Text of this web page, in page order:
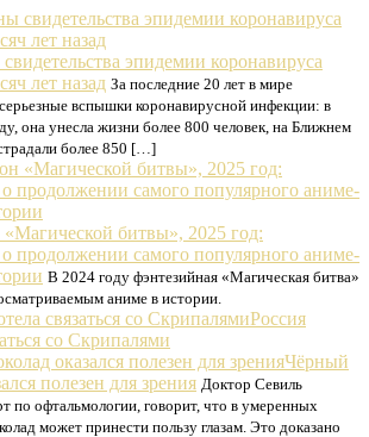
эпидемии коронавируса
лет назад За последние 20 лет в мире
вспышки коронавирусной инфекции: в
она унесла жизни более 800 человек, на Ближнем
более 850 […]
«Магической битвы», 2025 год:
о продолжении самого популярного аниме-
В 2024 году фэнтезийная «Магическая битва»
аниме в истории.
Россия
со Скрипалями
Чёрный
полезен для зрения Доктор Севиль
по офтальмологии, говорит, что в умеренных
может принести пользу глазам. Это доказано